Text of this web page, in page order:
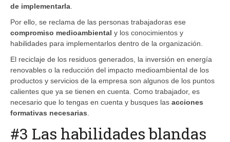
de implementarla
Por ello, se reclama de las personas trabajadoras ese
compromiso medioambiental y los conocimientos y
habilidades para implementarlos dentro de la organización.
El reciclaje de los residuos generados, la inversión en energía
renovables o la reducción del impacto medioambiental de los
productos y servicios de la empresa son algunos de los puntos
calientes que ya se tienen en cuenta. Como trabajador, es
necesario que lo tengas en cuenta y busques las acciones
formativas necesarias
#3 Las habilidades blandas